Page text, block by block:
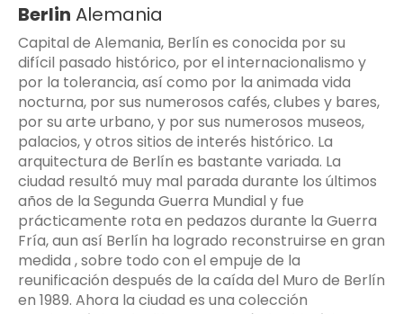
Berlin Alemania
Capital de Alemania, Berlín es conocida por su
difícil pasado histórico, por el internacionalismo y
por la tolerancia, así como por la animada vida
nocturna, por sus numerosos cafés, clubes y bares,
por su arte urbano, y por sus numerosos museos,
palacios, y otros sitios de interés histórico. La
arquitectura de Berlín es bastante variada. La
ciudad resultó muy mal parada durante los últimos
años de la Segunda Guerra Mundial y fue
prácticamente rota en pedazos durante la Guerra
Fría, aun así Berlín ha logrado reconstruirse en gran
medida , sobre todo con el empuje de la
reunificación después de la caída del Muro de Berlín
en 1989. Ahora la ciudad es una colección